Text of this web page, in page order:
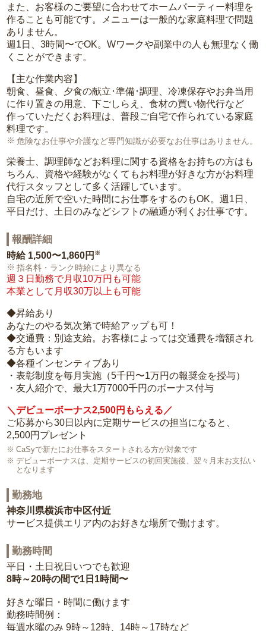
また、お客様のご要望に合わせてホームパーティー料理を
作ることも可能です。メニューは一般的な家庭料理で問題
ありません。
週1日、3時間〜でOK。Wワークや副業中の人も無理なく働
くことができます。
【主な作業内容】
朝食、昼食、夕食の献立･準備･調理、冷凍保存やお弁当用
に作り置きの用意、下ごしらえ、食材の買い物代行など
作っていただくお料理は、普段ご自宅で作られている家庭
料理です。
危険なお仕事や介護など専門知識が必要なお仕事はありません。
栄養士、調理師などお料理に関する資格をお持ちの方はも
ちろん、資格や経験がなくてもお料理が好きな方がお料理
代行スタッフとして多く活躍しています。
自宅の近所で空いた時間にお仕事をするのもOK。週1日、
平日だけ、土日のみなどシフトの融通が利くお仕事です。
報酬詳細
時給 1,500〜1,860円 ※
指名料・ランク時給により異なる
週３日勤務で月収10万円も可能
本業として月収30万以上も可能
◆昇給あり
あなたのやる気次第で時給アップも可！
◆交通費：別途支給。お客様によっては交通費を増額され
る方もいます
◆各種インセンティブあり
・表彰制度を毎月実施（5千円〜1万円の報奨金を授与）
・友人紹介で、最大1万7000千円のボーナス付与
＼デビューボーナス2,500円もらえる／
ご応募から30日以内に定期サービスの担当になると、
2,500円プレゼント
CaSyで新たにお仕事をスタートされる方が対象です
デビューボーナスは、定期サービスの初回実施後、翌々月末お支払い
となります
勤務地
神奈川県横浜市中区付近
サービス提供エリア内のお好きな場所で働けます。
勤務時間
平日・土日祝日いつでも歓迎
8時～20時の間で1日1時間〜
好きな曜日・時間に働けます
勤務時間例：
毎週水曜のみ 9時～12時、14時～17時など